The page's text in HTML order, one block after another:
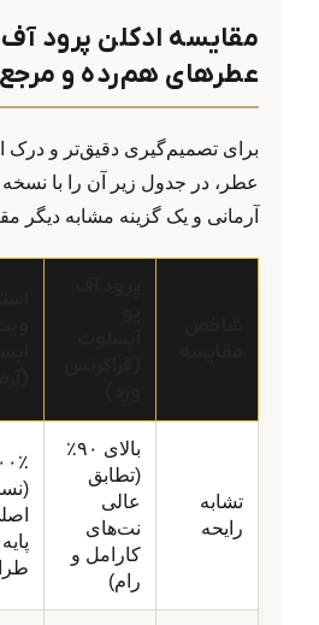
مقایسه ادکلن پرود
عطرهای هم‌رده و مرجع
برای تصمیم‌گیری دقیق‌تر و درک
عطر، در جدول زیر آن را با نسخه
آرمانی و یک گزینه مشابه دیگر
تشابه
رایحه
بالای ۹۰٪
(تطابق
عالی
نت‌های
کارامل و
رام)
پایه